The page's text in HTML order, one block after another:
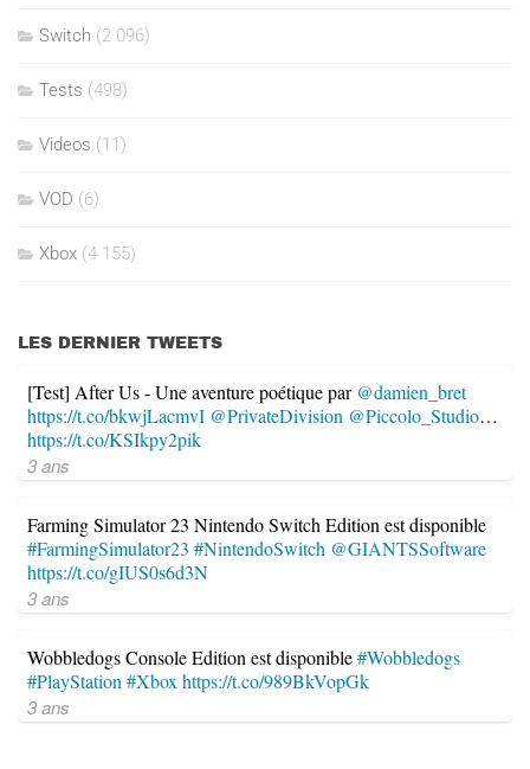
Switch (2 096)
Tests (498)
Videos (11)
VOD (6)
Xbox (4 155)
LES DERNIER TWEETS
[Test] After Us - Une aventure poétique par @damien_bret
https://t.co/bkwjLacmvI @PrivateDivision @Piccolo_Studio…
https://t.co/KSIkpy2pik
3 ans
Farming Simulator 23 Nintendo Switch Edition est disponible
#FarmingSimulator23 #NintendoSwitch @GIANTSSoftware
https://t.co/gIUS0s6d3N
3 ans
Wobbledogs Console Edition est disponible#Wobbledogs
#PlayStation #Xbox https://t.co/989BkVopGk
3 ans